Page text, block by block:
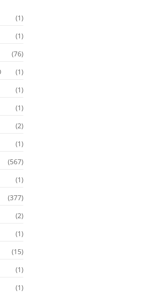
(1)
(1)
(76)
(1)
(1)
(1)
(2)
(1)
(567)
(1)
(377)
(2)
(1)
(15)
(1)
(1)